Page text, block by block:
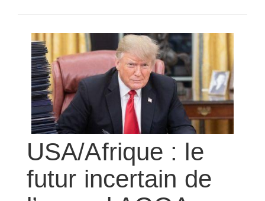
USA/Afrique : le
futur incertain de